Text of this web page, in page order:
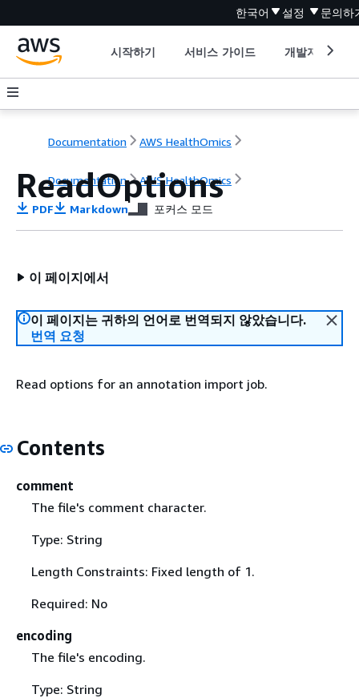
한국어 설정 문의하
시작하기 서비스 가이드 개발자 도구
Documentation AWS HealthOmics
Documentation AWS HealthOmics
ReadOptions
PDF Markdown 포커스 모드
이 페이지에서
이 페이지는 귀하의 언어로 번역되지 않았습니다.
번역 요청
Read options for an annotation import job.
Contents
comment
The file's comment character.
Type: String
Length Constraints: Fixed length of 1.
Required: No
encoding
The file's encoding.
Type: String